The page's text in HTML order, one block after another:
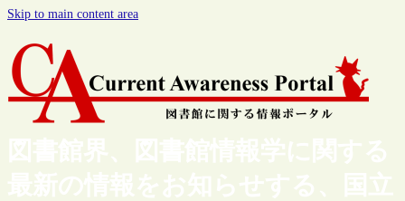
Skip to main content area
図書館界、図書館情報学に関する
最新の情報をお知らせする、国立